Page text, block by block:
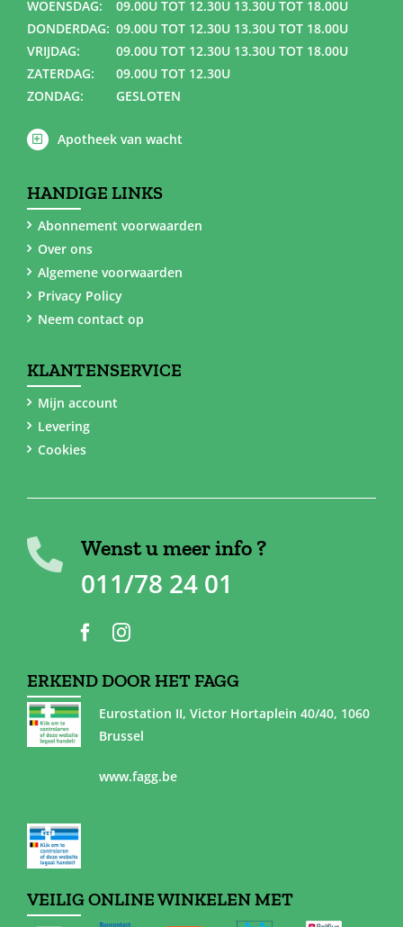
WOENSDAG:
09.00U TOT 12.30U 13.30U TOT 18.00U
DONDERDAG: 09.00U TOT 12.30U 13.30U TOT 18.00U
VRIJDAG:
09.00U TOT 12.30U 13.30U TOT 18.00U
ZATERDAG:
09.00U TOT 12.30U
ZONDAG:
GESLOTEN
Apotheek van wacht
HANDIGE LINKS
Abonnement voorwaarden
Over ons
Algemene voorwaarden
Privacy Policy
Neem contact op
KLANTENSERVICE
Mijn account
Levering
Cookies
Wenst u meer info ?
011/78 24 01
ERKEND DOOR HET FAGG
Eurostation II, Victor Hortaplein 40/40, 1060
Brussel
www.fagg.be
VEILIG ONLINE WINKELEN MET